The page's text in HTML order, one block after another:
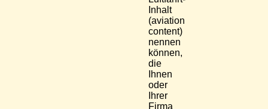
Inhalt
(aviation
content)
nennen
können,
die
Ihnen
oder
Ihrer
Firma